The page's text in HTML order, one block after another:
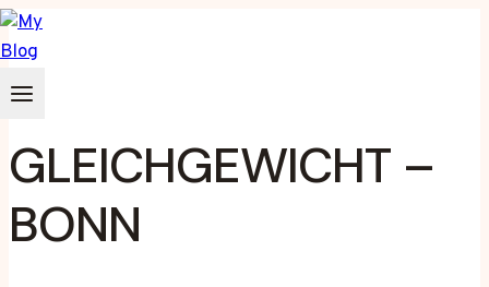
Zum
Inhalt
springen
GLEICHGEWICHT –
BONN